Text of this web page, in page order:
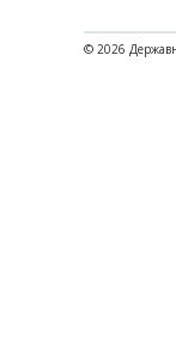
© 2026